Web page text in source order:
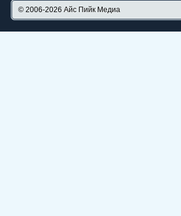
© 2006-2026 Айс Пийк Медиа